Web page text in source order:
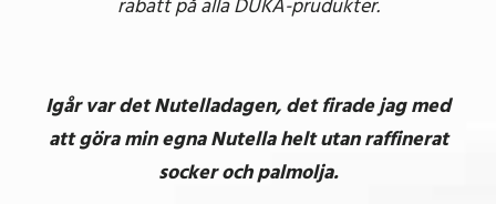
Igår var det Nutelladagen, det firade jag med
att göra min egna Nutella helt utan raffinerat
socker och palmolja.